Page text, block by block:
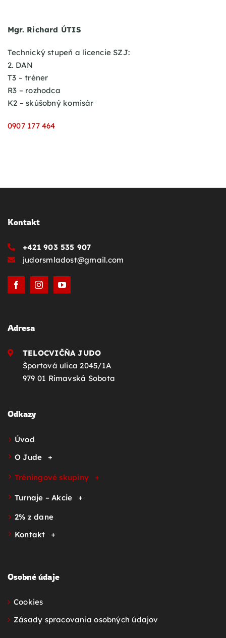
Mgr. Richard ÚTIS
Technický stupeň a licencie SZJ:
2. DAN
T3 – tréner
R3 – rozhodca
K2 – skúšobný komisár
0907 177 464
Kontakt
+421 903 535 907
judorsmladost@gmail.com
Adresa
TELOCVIČŇA JUDO
Športová ulica 2045/1A
979 01 Rimavská Sobota
Odkazy
Úvod
O Jude
Tréningové skupiny
Turnaje – Akcie
2% z dane
Kontakt
Osobné údaje
Cookies
Zásady spracovania osobných údajov